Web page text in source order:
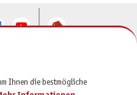
Ihnen die bestmögliche